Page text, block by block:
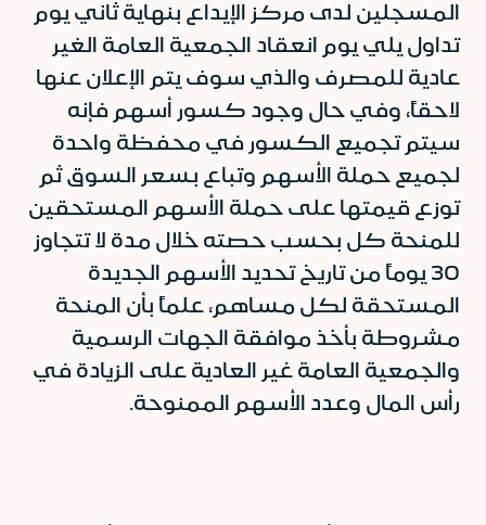
المسجلين لدى مركز الإيداع بنهاية ثاني يوم
تداول يلي يوم انعقاد الجمعية العامة الغير
عادية للمصرف والذي سوف يتم الإعلان عنها
لاحقاً، وفي حال وجود كسور أسهم فإنه
سيتم تجميع الكسور في محفظة واحدة
لجميع حملة الأسهم وتباع بسعر السوق ثم
توزع قيمتها على حملة الأسهم المستحقين
للمنحة كل بحسب حصته خلال مدة لا تتجاوز
30 يوماً من تاريخ تحديد الأسهم الجديدة
المستحقة لكل مساهم، علماً بأن المنحة
مشروطة بأخذ موافقة الجهات الرسمية
والجمعية العامة غير العادية على الزيادة في
رأس المال وعدد الأسهم الممنوحة.